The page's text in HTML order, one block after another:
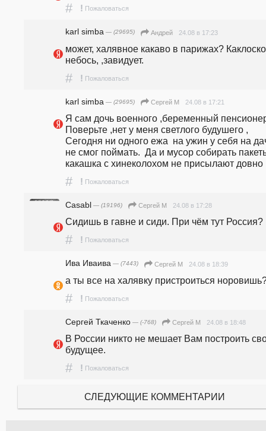
# ! Пожаловаться
karl simba — (29695) Андрей 24.08 в 17:23
может, халявное какаво в парижах?
небось, ,завидует.
# ! Пожаловаться
karl simba — (29695) Сергей М 24.08 в 17:21
Я сам дочь военного ,беременный
Поверьте ,нет у меня светлого будушего ,
Сегодня ни одного ежа  на ужин у себя на
не смог поймать.  Да и мусор собирать
какашка с хинеколохом не присылают
# ! Пожаловаться
Casabl — (19196) Сергей М 24.08 в 17:28
Сидишь в гавне и сиди. При чём тут Россия?
# ! Пожаловаться
Ива Иваива — (7443) Сергей М 24.08 в 18:39
а ты все на халявку пристроиться
# ! Пожаловаться
Сергей Ткаченко — (-768) Сергей М 24.08 в 18:48
В России никто не мешает Вам построить
будущее.
# ! Пожаловаться
СЛЕДУЮЩИЕ КОММЕНТАРИИ